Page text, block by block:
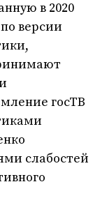
в 2020
версии
госТВ
слабостей